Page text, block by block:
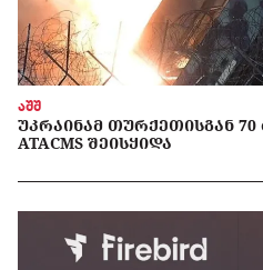
აშშ
ᲣᲙᲠᲐᲘᲜᲐᲛ ᲗᲣᲠᲥᲔᲗᲘᲡᲒᲐᲜ
ATACMS ᲨᲔᲘᲡᲧᲘᲓᲐ